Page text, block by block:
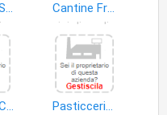
Panificio Spiga D'oro di Fucci Vincenzo e C. S.n.c
Cantine Francesco Montagna S.r.l
Panificio Carlotta S.r.l
Pasticceria Indipendenza S.N.C.DI Buzzetti Laura e C